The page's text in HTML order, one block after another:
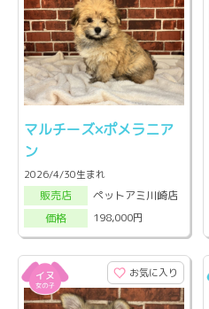
マルチーズ×ポメラニア
ン
2026/4/30生まれ
販売店
ペットアミ川崎店
価格
198,000円
お気に入り